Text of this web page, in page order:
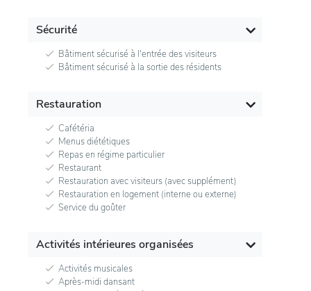
Sécurité
Bâtiment sécurisé à l'entrée des visiteurs
Bâtiment sécurisé à la sortie des résidents
Restauration
Cafétéria
Menus diététiques
Repas en régime particulier
Restaurant
Restauration avec visiteurs (avec supplément)
Restauration en logement (interne ou externe)
Service du goûter
Activités intérieures organisées
Activités musicales
Après-midi dansant